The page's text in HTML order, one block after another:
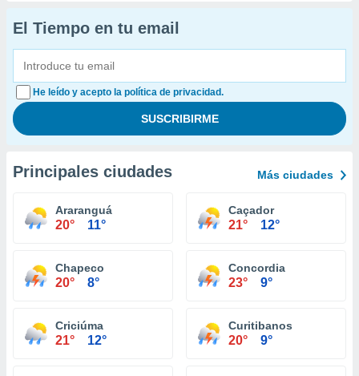
El Tiempo en tu email
He leído y acepto la política de privacidad.
Principales ciudades Más ciudades
Araranguá
20° 11°
Caçador
21° 12°
Chapeco
20° 8°
Concordia
23° 9°
Criciúma
21° 12°
Curitibanos
20° 9°